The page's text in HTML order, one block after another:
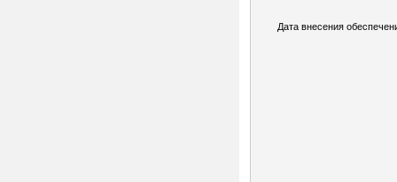
Дата внесения